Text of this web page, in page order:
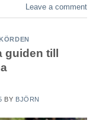
Leave a comment
guiden till
BY BJÖRN